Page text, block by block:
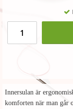
Innersulan är
komforten när man går